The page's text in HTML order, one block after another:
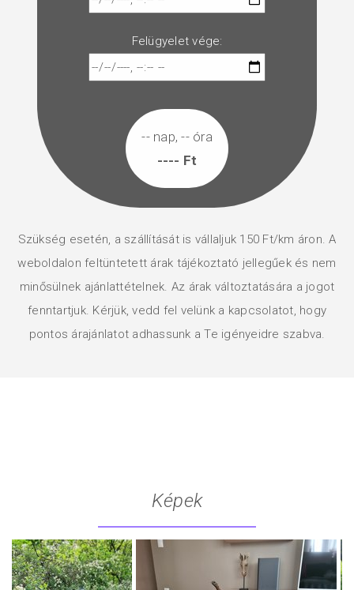
Felügyelet vége:
-- nap, -- óra
---- Ft
Szükség esetén, a szállítását is vállaljuk 150 Ft/km áron. A
weboldalon feltüntetett árak tájékoztató jellegűek és nem
minősülnek ajánlattételnek. Az árak változtatására a jogot
fenntartjuk. Kérjük, vedd fel velünk a kapcsolatot, hogy
pontos árajánlatot adhassunk a Te igényeidre szabva.
Képek